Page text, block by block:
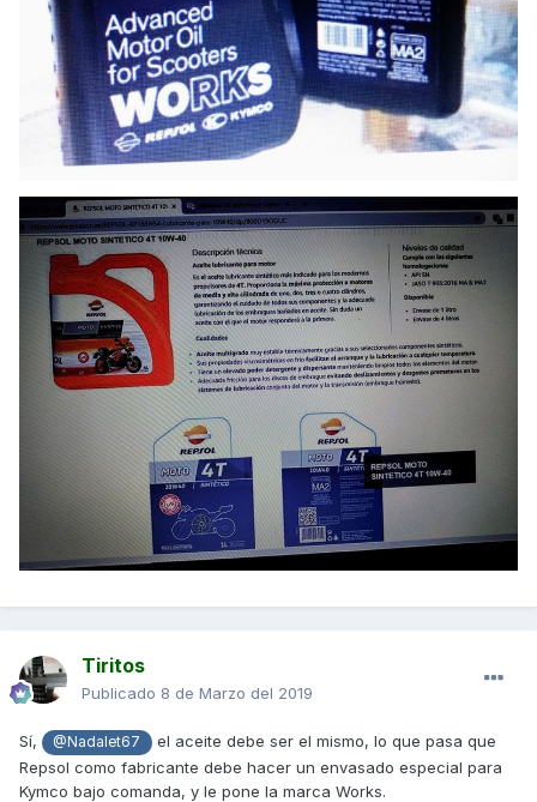
Tiritos
Publicado 8 de Marzo del 2019
Sí, @Nadalet67
el aceite debe ser el mismo, lo que pasa que
Repsol como fabricante debe hacer un envasado especial para
Kymco bajo comanda, y le pone la marca Works.